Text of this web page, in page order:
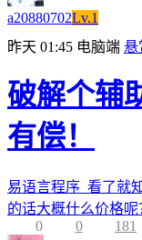
a20880702Lv.1
昨天 01:45 电脑端 悬
破解个辅
有偿！
易语言程序 看了就
的话大概什么价格呢
0
0 181